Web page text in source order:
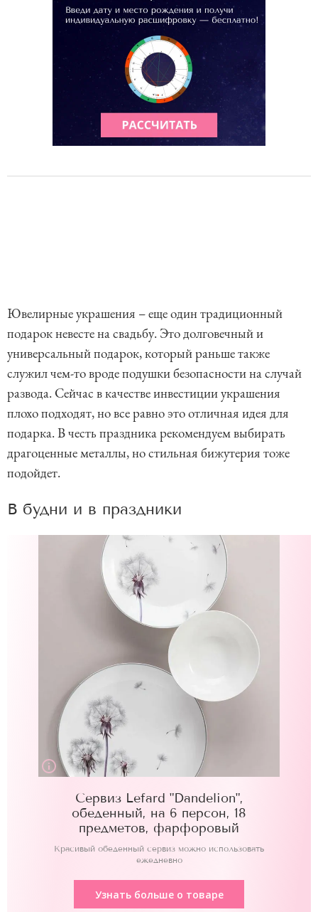
Ювелирные украшения – еще один традиционный
подарок невесте на свадьбу. Это долговечный и
универсальный подарок, который раньше также
служил чем-то вроде подушки безопасности на случай
развода. Сейчас в качестве инвестиции украшения
плохо подходят, но все равно это отличная идея для
подарка. В честь праздника рекомендуем выбирать
драгоценные металлы, но стильная бижутерия тоже
подойдет.
В будни и в праздники
Сервиз Lefard "Dandelion",
обеденный, на 6 персон, 18
предметов, фарфоровый
Красивый обеденный сервиз можно использовать
ежедневно
Узнать больше о товаре